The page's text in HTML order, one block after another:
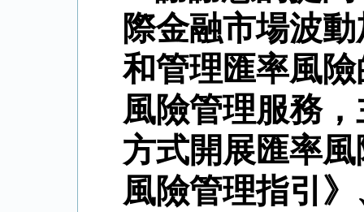
際金融市場波
和管理匯率風
風險管理服務
方式開展匯率
風險管理指引